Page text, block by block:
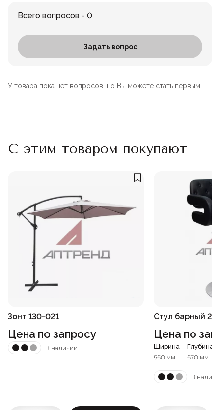
Всего вопросов - 0
Задать вопрос
У товара пока нет вопросов, но Вы можете стать первым!
С этим товаром покупают
Зонт 130-021
Цена по запросу
В наличии
Стул барный
Цена по
Ширина
550 мм.
Глубина
570 мм.
В